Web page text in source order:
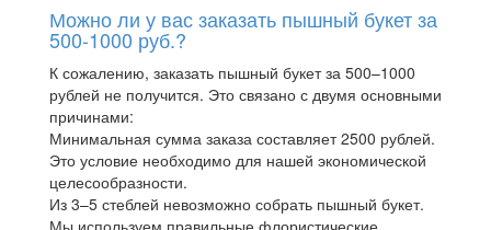
Можно ли у вас заказать пышный букет за
500-1000 руб.?
К сожалению, заказать пышный букет за 500–1000
рублей не получится. Это связано с двумя основными
причинами:
Минимальная сумма заказа составляет 2500 рублей.
Это условие необходимо для нашей экономической
целесообразности.
Из 3–5 стеблей невозможно собрать пышный букет.